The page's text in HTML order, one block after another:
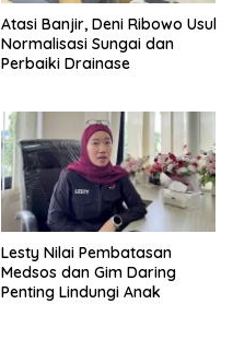
Atasi Banjir, Deni Ribowo Usul
Normalisasi Sungai dan
Perbaiki Drainase
Lesty Nilai Pembatasan
Medsos dan Gim Daring
Penting Lindungi Anak